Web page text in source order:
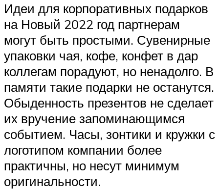
Идеи для корпоративных подарков
на Новый 2022 год партнерам
могут быть простыми. Сувенирные
упаковки чая, кофе, конфет в дар
коллегам порадуют, но ненадолго. В
памяти такие подарки не останутся.
Обыденность презентов не сделает
их вручение запоминающимся
событием. Часы, зонтики и кружки с
логотипом компании более
практичны, но несут минимум
оригинальности.